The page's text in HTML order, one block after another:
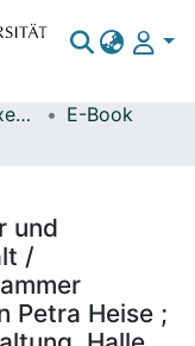
Elektronische Pflichtexemplare
E-Book
und
/
Petra Heise ;